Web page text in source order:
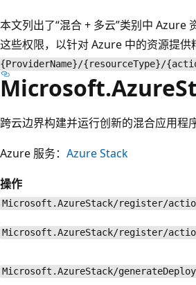
本文列出了“混合 + 多云”类别中 Azure
这些权限，以针对 Azure 中的资源提供
{ProviderName}/{resourceType}/
跨云边界构建并运行创新的混合应用程序
Azure 服务： Azure Stack
操作
Microsoft.AzureStack/register/
Microsoft.AzureStack/register/
Microsoft.AzureStack/